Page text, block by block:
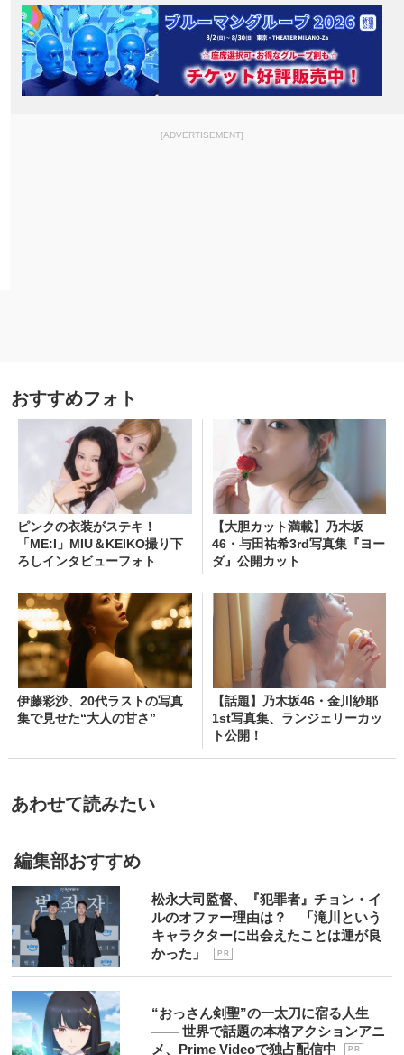
[ADVERTISEMENT]
おすすめフォト
ピンクの衣装がステキ！
「ME:I」MIU＆KEIKO撮り下
ろしインタビューフォト
【大胆カット満載】乃木坂
46・与田祐希3rd写真集『ヨー
ダ』公開カット
伊藤彩沙、20代ラストの写真
集で見せた“大人の甘さ”
【話題】乃木坂46・金川紗耶
1st写真集、ランジェリーカッ
ト公開！
あわせて読みたい
編集部おすすめ
松永大司監督、『犯罪者』チョン・イ
ルのオファー理由は？ 「滝川という
キャラクターに出会えたことは運が良
かった」
P R
“おっさん剣聖”の一太刀に宿る人生
―― 世界で話題の本格アクションアニ
メ、Prime Videoで独占配信中
P R